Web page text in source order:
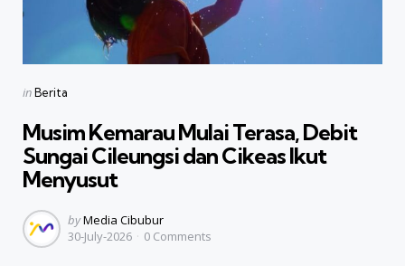
Categories
Posted
inBerita
Musim Kemarau Mulai Terasa, Debit
Sungai Cileungsi dan Cikeas Ikut
Menyusut
Posted
by
byMedia Cibubur
30-July-2026
0 Comments